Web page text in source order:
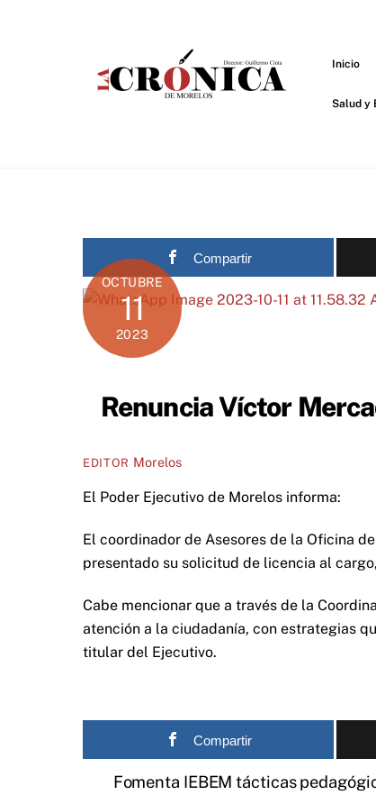
Inicio
Salud y
Compartir
OCTUBRE
11
2023
Renuncia Víctor
EDITOR Morelos
El Poder Ejecutivo de Morelos informa:
El coordinador de Asesores de la Oficina
presentado su solicitud de licencia al
Cabe mencionar que a través de la
atención a la ciudadanía, con estrategias
titular del Ejecutivo.
Compartir
Fomenta IEBEM tácticas